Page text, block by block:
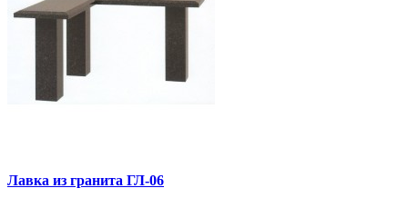
Лавка из гранита ГЛ-06